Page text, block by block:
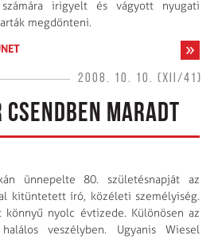
irigyelt és vágyott nyugati
megdönteni.
2008. 10. 10. (XII/41)
MARADT
ünnepelte 80. születésnapját az
kitüntetett író, közéleti személyiség.
könnyű nyolc évtizede. Különösen az
veszélyben. Ugyanis Wiesel